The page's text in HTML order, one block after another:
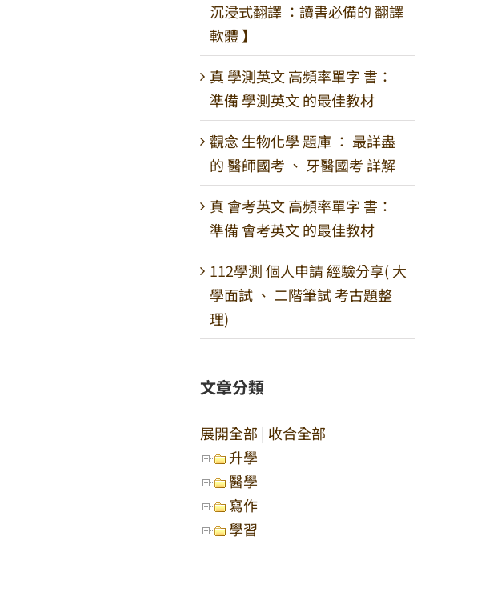
沉浸式翻譯 ：讀書必備的 翻譯
軟體 】
真 學測英文 高頻率單字 書：
準備 學測英文 的最佳教材
觀念 生物化學 題庫 ： 最詳盡
的 醫師國考 、 牙醫國考 詳解
真 會考英文 高頻率單字 書：
準備 會考英文 的最佳教材
112學測 個人申請 經驗分享( 大
學面試 、 二階筆試 考古題整
理)
文章分類
展開全部 | 收合全部
升學
醫學
寫作
學習